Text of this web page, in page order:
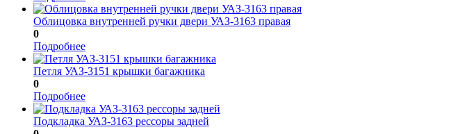
Облицовка внутренней ручки двери УАЗ-3163 правая
0
Подробнее
Петля УАЗ-3151 крышки багажника
0
Подробнее
Подкладка УАЗ-3163 рессоры задней